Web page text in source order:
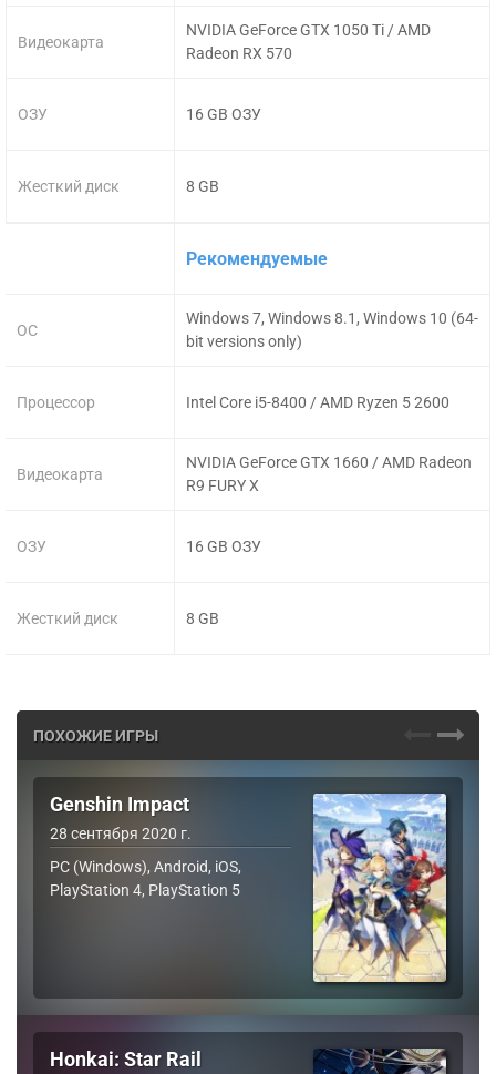
Видеокарта
ОЗУ
Жесткий диск
NVIDIA GeForce GTX 1050 Ti / AMD
Radeon RX 570
16 GB ОЗУ
8 GB
ОС
Процессор
Видеокарта
ОЗУ
Жесткий диск
Рекомендуемые
Windows 7, Windows 8.1, Windows 10 (64-
bit versions only)
Intel Core i5-8400 / AMD Ryzen 5 2600
NVIDIA GeForce GTX 1660 / AMD Radeon
R9 FURY X
16 GB ОЗУ
8 GB
ПОХОЖИЕ ИГРЫ
Genshin Impact
28 сентября 2020 г.
PC (Windows), Android, iOS,
PlayStation 4, PlayStation 5
Honkai: Star Rail